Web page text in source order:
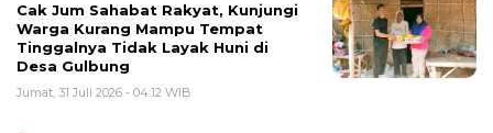
Cak Jum Sahabat Rakyat, Kunjungi
Warga Kurang Mampu Tempat
Tinggalnya Tidak Layak Huni di
Desa Gulbung
Jumat, 31 Juli 2026 - 04:12 WIB